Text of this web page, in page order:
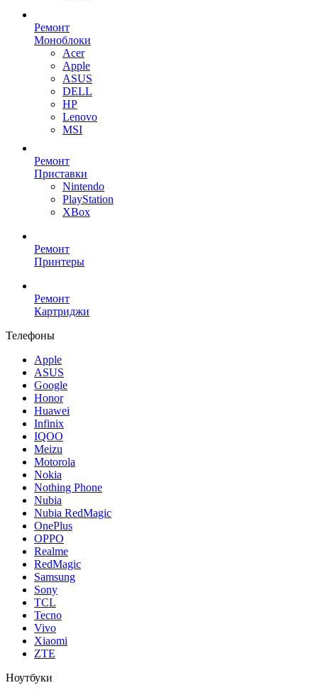
Ремонт
Моноблоки
Acer
Apple
ASUS
DELL
HP
Lenovo
MSI
Ремонт
Приставки
Nintendo
PlayStation
XBox
Ремонт
Принтеры
Ремонт
Картриджи
Телефоны
Apple
ASUS
Google
Honor
Huawei
Infinix
IQOO
Meizu
Motorola
Nokia
Nothing Phone
Nubia
Nubia RedMagic
OnePlus
OPPO
Realme
RedMagic
Samsung
Sony
TCL
Tecno
Vivo
Xiaomi
ZTE
Ноутбуки